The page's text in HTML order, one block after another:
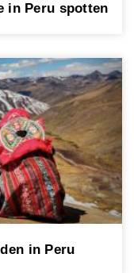
in Peru spotten
in Peru